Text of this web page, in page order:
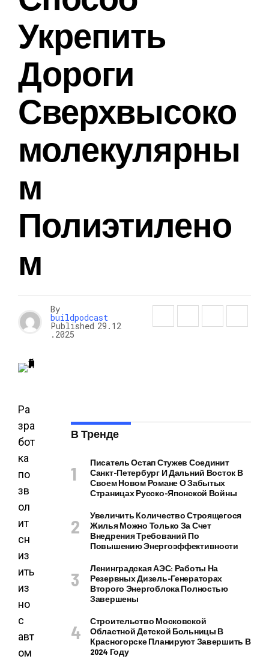
Укрепить
Дороги
Сверхвысоко
Молекулярны
М
Полиэтилено
М
By
buildpodcast
Published 29.12
.2025
Ра
зра
бот
ка
по
зв
ол
ит
сн
из
ить
из
но
с
авт
ом
В Тренде
Писатель Остап Стужев Соединит
Санкт-Петербург И Дальний Восток В
Своем Новом Романе О Забытых
Страницах Русско-Японской Войны
Увеличить Количество Строящегося
Жилья Можно Только За Счет
Внедрения Требований По
Повышению Энергоэффективности
Ленинградская АЭС: Работы На
Резервных Дизель-Генераторах
Второго Энергоблока Полностью
Завершены
Строительство Московской
Областной Детской Больницы В
Красногорске Планируют Завершить В
2024 Году